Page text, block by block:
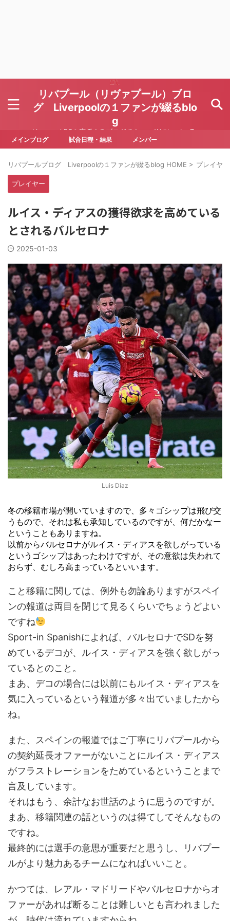
リバプール（リヴァプール）ブロ
グ Liverpoolの１ファンが綴るblo
g
Liverpool FCを応援するブログです Written by To
ru Yoda
メインブログ 試合日程・結果 メンバー
リバプールブログ Liverpoolの１ファンが綴るblog HOME > プレイヤー
プレイヤー
ルイス・ディアスの獲得欲求を高めている
とされるバルセロナ
2025-01-03
Luis Diaz
冬の移籍市場が開いていますので、多々ゴシップは飛び交
うもので、それは私も承知しているのですが、何だかなー
ということもありますね。
以前からバルセロナがルイス・ディアスを欲しがっている
というゴシップはあったわけですが、その意欲は失われて
おらず、むしろ高まっているといいます。
こと移籍に関しては、例外も勿論ありますがスペイ
ンの報道は両目を閉じて見るくらいでちょうどよい
ですね
Sport-in Spanishによれば、バルセロナでSDを努
めているデコが、ルイス・ディアスを強く欲しがっ
ているとのこと。
まあ、デコの場合には以前にもルイス・ディアスを
気に入っているという報道が多々出ていましたから
ね。
また、スペインの報道ではご丁寧にリバプールから
の契約延長オファーがないことにルイス・ディアス
がフラストレーションをためているということまで
言及しています。
それはもう、余計なお世話のように思うのですが。
まあ、移籍関連の話というのは得てしてそんなもの
ですね。
最終的には選手の意思が重要だと思うし、リバプー
ルがより魅力あるチームになればいいこと。
かつては、レアル・マドリードやバルセロナからオ
ファーがあれば断ることは難しいとも言われました